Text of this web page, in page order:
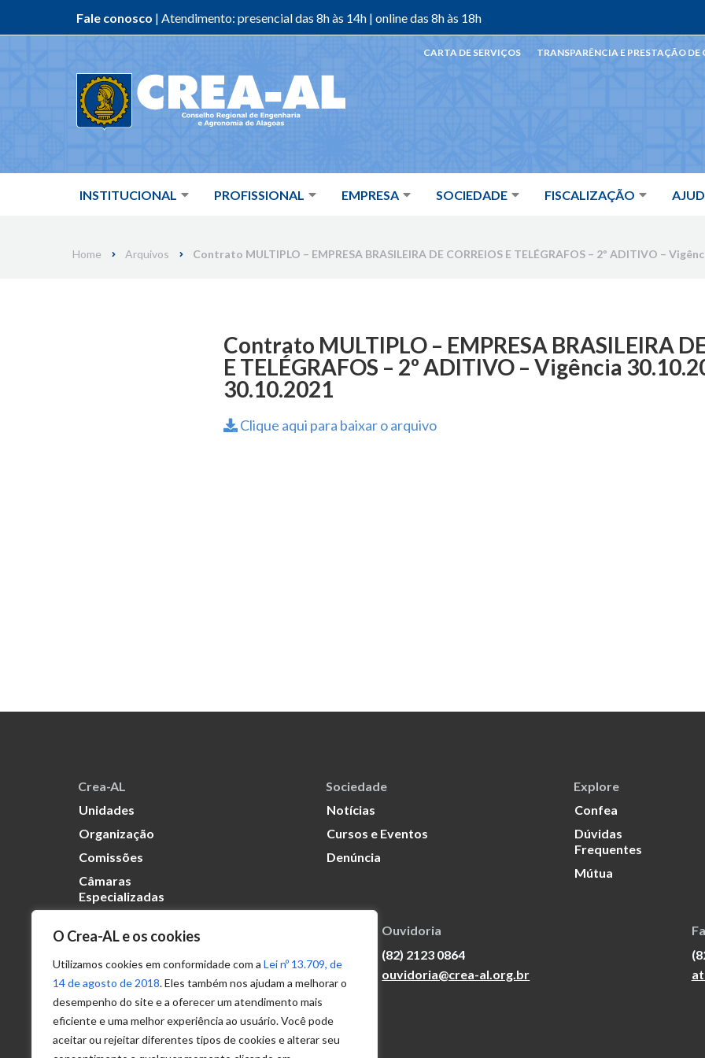
O Crea-AL e os cookies
Utilizamos cookies em conformidade com a Lei nº 13.709, de
14 de agosto de 2018. Eles também nos ajudam a melhorar o
desempenho do site e a oferecer um atendimento mais
eficiente e uma melhor experiência ao usuário. Você pode
aceitar ou rejeitar diferentes tipos de cookies e alterar seu
Fale conosco | Atendimento: presencial das 8h às 14h | online das 8h às 18h
INSTITUCIONAL PROFISSIONAL EMPRESA SOCIEDADE FISCALIZAÇÃO
TRANSPARÊNCIA E PRESTAÇÃO DE
CARTA DE SERVIÇOS
Home Arquivos Contrato MULTIPLO – EMPRESA BRASILEIRA DE CORREIOS E TELÉGRAFOS – 2º ADITIVO –
Contrato MULTIPLO – EMPRESA BRASILEIRA
E TELÉGRAFOS – 2º ADITIVO – Vigência
30.10.2021
Clique aqui para baixar o arquivo
Crea-AL
Unidades
Organização
Comissões
Câmaras
Especializadas
Sociedade
Notícias
Cursos e Eventos
Denúncia
Explore
Confea
Dúvidas
Frequentes
Mútua
Transparência
Portal
Acesso à
Informação
Política de
Privacidade de
Dados
Ouvidoria
(82) 2123 0864
ouvidoria@crea-al.org.br